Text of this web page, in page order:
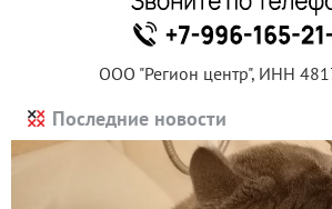
ООО "Регион центр", ИНН
Последние новости